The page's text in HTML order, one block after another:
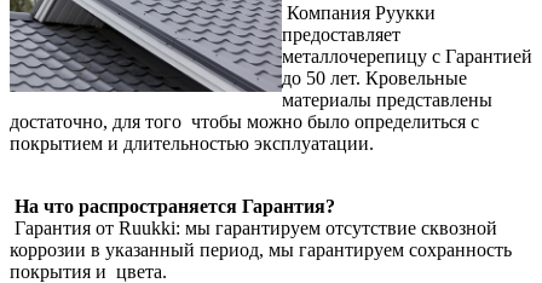
Компания Руукки
предоставляет
металлочерепицу с Гарантией
до 50 лет. Кровельные
материалы представлены
достаточно, для того чтобы можно было определиться с
покрытием и длительностью эксплуатации.
На что распространяется Гарантия?
Гарантия от Ruukki: мы гарантируем отсутствие сквозной
коррозии в указанный период, мы гарантируем сохранность
покрытия и цвета.